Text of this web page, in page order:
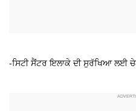
-ਸਿਟੀ ਸੈਂਟਰ ਇਲਾਕੇ ਦੀ ਸੁਰੱਖਿਆ ਲਈ